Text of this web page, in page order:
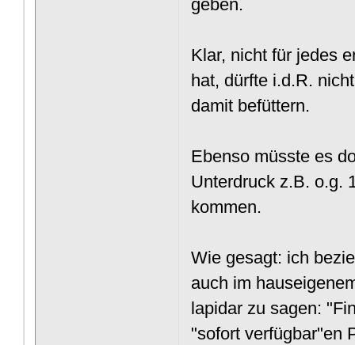
geben.
Klar, nicht für jedes
hat, dürfte i.d.R.
damit befüttern.
Ebenso müsste es
Unterdruck z.B. o.g.
kommen.
Wie gesagt: ich
auch im
lapidar zu sagen:
"sofort verfügbar"en